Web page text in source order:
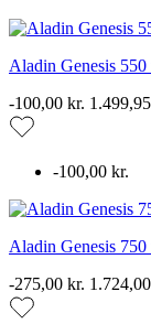
Aladin Genesis 550
-100,00 kr.
-100,00 kr.
Aladin Genesis 750
-275,00 kr.